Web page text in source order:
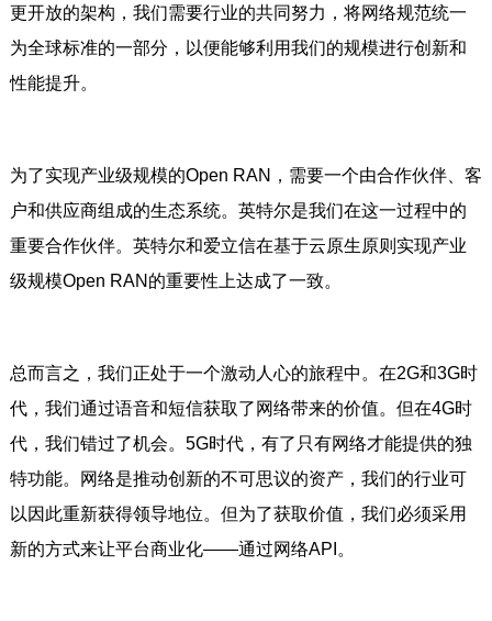
更开放的架构，我们需要行业的共同努力，将网络规范统一
为全球标准的一部分，以便能够利用我们的规模进行创新和
性能提升。
为了实现产业级规模的Open RAN，需要一个由合作伙伴、客
户和供应商组成的生态系统。英特尔是我们在这一过程中的
重要合作伙伴。英特尔和爱立信在基于云原生原则实现产业
级规模Open RAN的重要性上达成了一致。
总而言之，我们正处于一个激动人心的旅程中。在2G和3G时
代，我们通过语音和短信获取了网络带来的价值。但在4G时
代，我们错过了机会。5G时代，有了只有网络才能提供的独
特功能。网络是推动创新的不可思议的资产，我们的行业可
以因此重新获得领导地位。但为了获取价值，我们必须采用
新的方式来让平台商业化——通过网络API。